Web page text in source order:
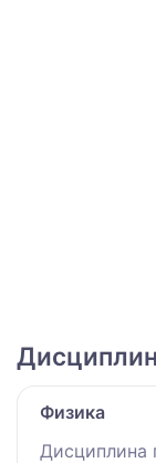
Физика
Дисциплина